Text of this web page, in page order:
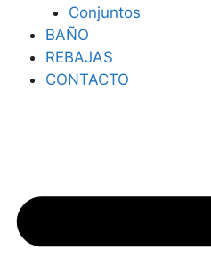
Conjuntos
BAÑO
REBAJAS
CONTACTO